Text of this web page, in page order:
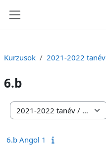
Kurzusok 2021-2022 tanév
6.b
Kurzuskategóriák
6.b Angol 1